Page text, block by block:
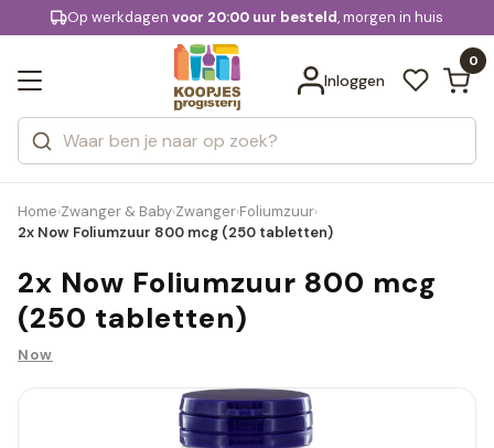
Gratis bezorging
KD.
extra
Op werkdagenvoor 20:00 uur besteld, morgen in huis
Inloggen
0
Zoeken
Categorieën
Merken
Bekijk alle resultaten
Home›Zwanger & Baby›Zwanger›Foliumzuur›
2x Now Foliumzuur 800 mcg (250 tabletten)
2x Now Foliumzuur 800 mcg
(250 tabletten)
Now